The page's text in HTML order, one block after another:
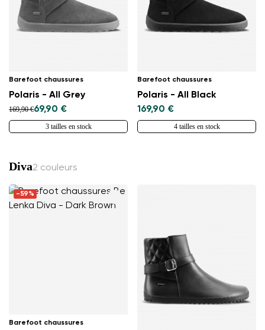
Barefoot chaussures
Polaris - All Grey
169,90 €69,90 €
3 tailles en stock
Barefoot chaussures
Polaris - All Black
169,90 €
4 tailles en stock
Diva2 couleurs
-59%
Barefoot chaussures